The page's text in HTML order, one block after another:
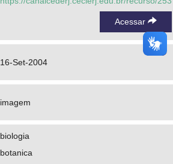
Acessar
16-Set-2004
imagem
biologia
botanica